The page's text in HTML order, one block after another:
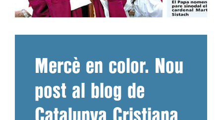
Mercè en color. Nou
post al blog de